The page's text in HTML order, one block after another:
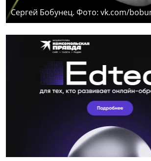
Сергей Бобунец. Фото: vk.com/